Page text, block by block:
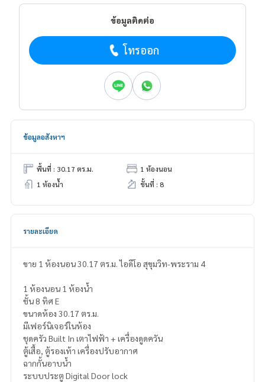
ข้อมูลติดต่อ
โทรออก
ข้อมูลอสังหาฯ
พื้นที่ : 30.17 ตร.ม.
1 ห้องนอน
1 ห้องน้ำ
ชั้นที่ : 8
รายละเอียด
ขาย 1 ห้องนอน 30.17 ตร.ม. ไอดีโอ สุขุมวิท-พระราม 4
1 ห้องนอน 1 ห้องน้ำ
ชั้น 8 ทิศ E
ขนาดห้อง 30.17 ตร.ม.
มีเฟอร์นิเจอร์ในห้อง
ชุดครัว Built In เตาไฟฟ้า + เครื่องดูดควัน
ตู้เสื้อ, ตู้รองเท้า เครื่องปรับอากาศ
ฉากกั้นอาบน้ำ
ระบบประตู Digital Door lock